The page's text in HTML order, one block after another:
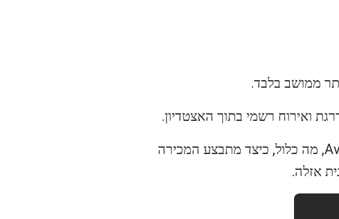
ואירוח רשמי בתוך האצטדיון.
המדריך הבא מסביר איך פועלות חבילות האירוח לכרטיסים לIreland Rugby באצטדיון Aviva, מה כלול, כיצד מתבצע המכירה
אזלה.